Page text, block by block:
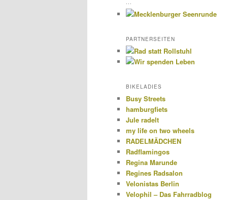
PARTNERSEITEN
BIKELADIES
Busy Streets
hamburgfiets
Jule radelt
my life on two wheels
RADELMÄDCHEN
Radflamingos
Regina Marunde
Regines Radsalon
Velonistas Berlin
Velophil – Das Fahrradblog